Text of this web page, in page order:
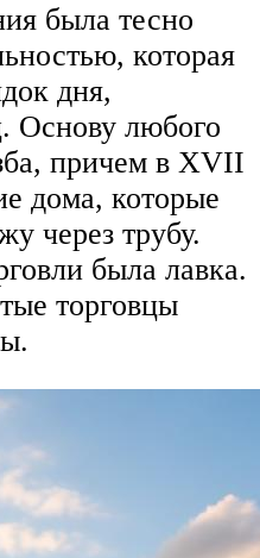
была тесно
которая
дня,
Основу любого
причем в XVII
дома, которые
через трубу.
была лавка.
торговцы